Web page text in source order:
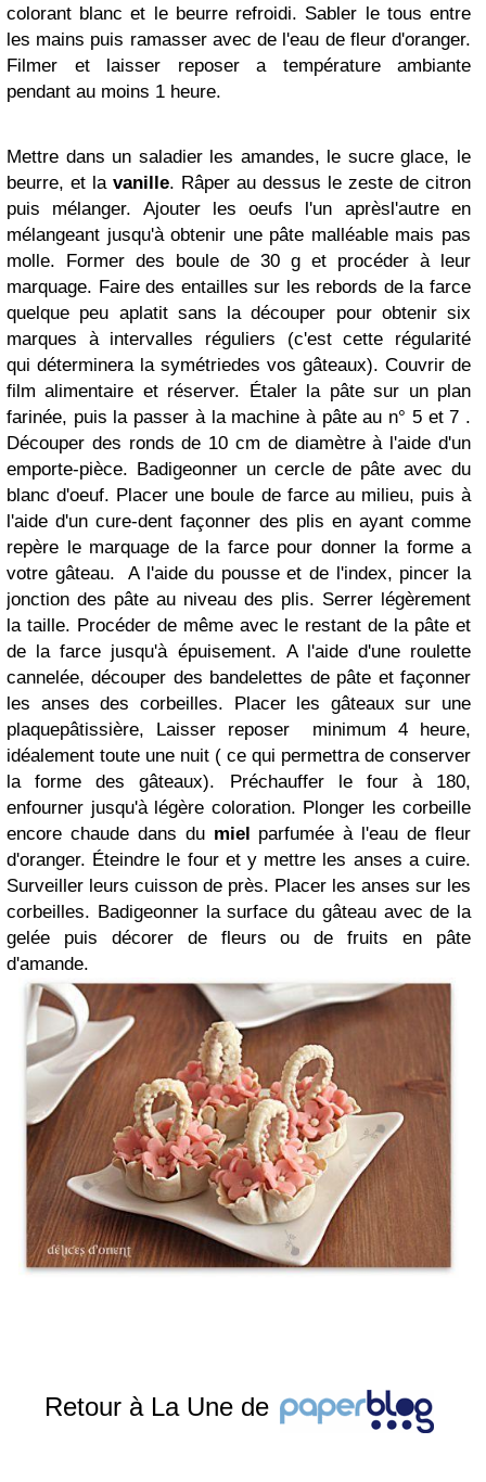
colorant blanc et le beurre refroidi. Sabler le tous entre
les mains puis ramasser avec de l'eau de fleur d'oranger.
Filmer et laisser reposer a température ambiante
pendant au moins 1 heure.
Mettre dans un saladier les amandes, le sucre glace, le
beurre, et la vanille. Râper au dessus le zeste de citron
puis mélanger. Ajouter les oeufs l'un après l'autre en
mélangeant jusqu'à obtenir une pâte malléablemais pas
molle. Former des boule de 30 g et procéder à leur
marquage. Faire des entailles sur les rebords de la farce
quelque peu aplatit sans la découper pour obtenir six
marques à intervalles réguliers (c'est cette régularité
qui déterminerala symétriedes vos gâteaux). Couvrir de
film alimentaire et réserver. Étalerla pâte sur un plan
farinée, puis la passer à la machine à pâte au n° 5 et 7 .
Découper des ronds de 10 cm de diamètre à l'aide d'un
emporte-pièce. Badigeonner un cercle de pâte avec du
blanc d'oeuf. Placer une boule de farce au milieu, puis à
l'aide d'un cure-dent façonner des plis en ayant comme
repère le marquage de la farce pour donner la forme a
votre gâteau. A l'aide du pousse et de l'index, pincer la
jonction des pâte au niveau des plis. Serrer légèrement
la taille. Procéderde même avec le restant de la pâte et
de la farce jusqu'à épuisement. A l'aide d'une roulette
cannelée, découper des bandelettes de pâte et façonner
les anses des corbeilles. Placer les gâteaux sur une
plaquepâtissière, Laisser reposer minimum 4 heure,
idéalement toute une nuit ( ce qui permettrade conserver
la forme desgâteaux). Préchauffer le four à 180,
enfourner jusqu'àlégère coloration. Plonger les corbeille
encore chaude dans du miel parfumée à l'eau de fleur
d'oranger. Éteindre le four et y mettre les anses a cuire.
Surveiller leurs cuisson de près. Placer les anses sur les
corbeilles. Badigeonner la surface du gâteau avec de la
gelée puis décorer de fleurs ou de fruits en pâte
d'amande.
Retour à La Une de